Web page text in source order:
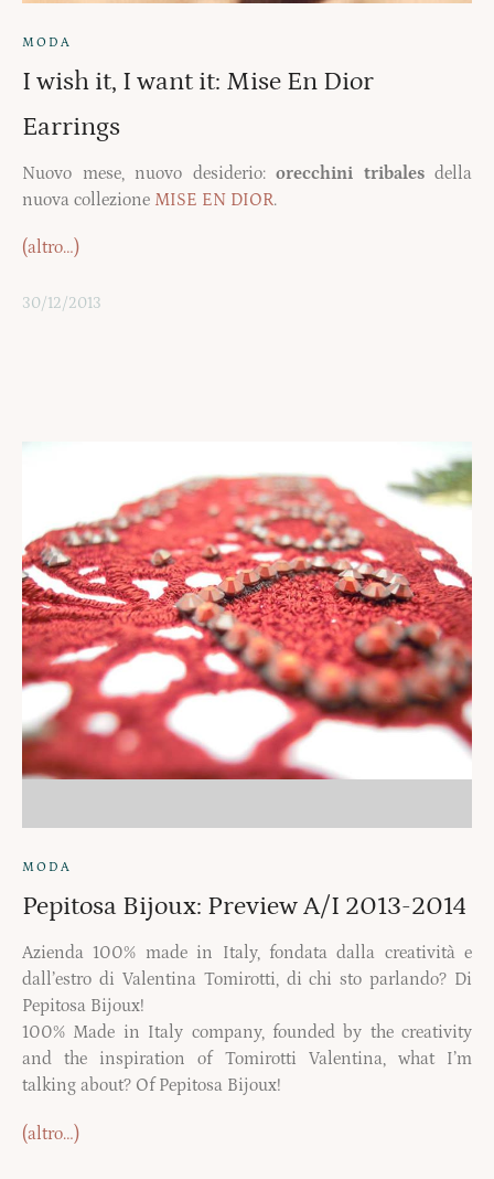
MODA
I wish it, I want it: Mise En Dior
Earrings
Nuovo mese, nuovo desiderio: orecchini tribalesdella
nuova collezione MISE EN DIOR.
(altro…)
30/12/2013
MODA
Pepitosa Bijoux: Preview A/I 2013-2014
Azienda 100% made in Italy, fondata dalla creatività e
dall’estro di Valentina Tomirotti, di chi sto parlando? Di
Pepitosa Bijoux!
100% Made in Italy company, founded by the creativity
and the inspiration of Tomirotti Valentina, what I’m
talking about? Of Pepitosa Bijoux!
(altro…)